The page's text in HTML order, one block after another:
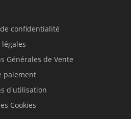
confidentialité
Générales de Vente
paiement
d'utilisation
Cookies